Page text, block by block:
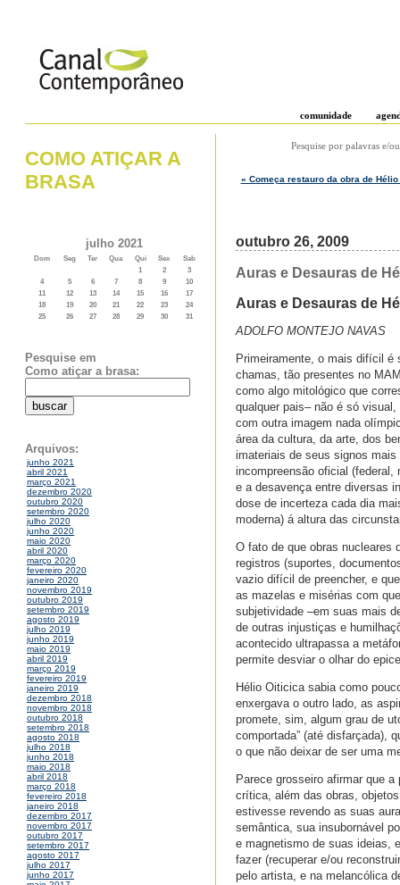
comunidade
COMO ATIÇAR A
BRASA
julho 2021
Dom Seg Ter Qua Qui Sex
Sab
1
2
3
4
5 6 7 8 9
10
11
12 13 14 15 16
17
18
19 20 21 22 23
24
25
26 27 28 29 30 31
Pesquise em
Como atiçar a brasa:
Arquivos:
junho 2021
abril 2021
março 2021
dezembro 2020
outubro 2020
setembro 2020
julho 2020
junho 2020
maio 2020
abril 2020
março 2020
fevereiro 2020
janeiro 2020
novembro 2019
outubro 2019
setembro 2019
agosto 2019
julho 2019
junho 2019
maio 2019
abril 2019
março 2019
fevereiro 2019
janeiro 2019
dezembro 2018
novembro 2018
outubro 2018
setembro 2018
agosto 2018
julho 2018
junho 2018
maio 2018
abril 2018
março 2018
fevereiro 2018
janeiro 2018
dezembro 2017
novembro 2017
outubro 2017
setembro 2017
agosto 2017
julho 2017
junho 2017
Pesquise por palavras e/
« Começa restauro da obra de
outubro 26, 2009
Auras e Desauras de
Auras e Desauras de
ADOLFO MONTEJO NAVAS
Primeiramente, o mais difícil é
chamas, tão presentes no
como algo mitológico que
qualquer pais– não é só
com outra imagem nada
área da cultura, da arte, dos
imateriais de seus signos
incompreensão oficial (federal,
e a desavença entre diversas
dose de incerteza cada dia
moderna) á altura das
O fato de que obras nucleares
registros (suportes,
vazio difícil de preencher, e
as mazelas e misérias com
subjetividade –em suas mais
de outras injustiças e
acontecido ultrapassa a
permite desviar o olhar do
Hélio Oiticica sabia como
enxergava o outro lado, as
promete, sim, algum grau de
comportada” (até disfarçada),
o que não deixar de ser uma
Parece grosseiro afirmar que
crítica, além das obras,
estivesse revendo as suas
semântica, sua insubornável
e magnetismo de suas ideias,
fazer (recuperar e/ou
pelo artista, e na melancólica